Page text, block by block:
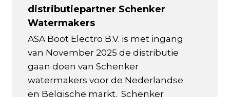
distributiepartner Schenker
Watermakers
ASA Boot Electro B.V. is met ingang
van November 2025 de distributie
gaan doen van Schenker
watermakers voor de Nederlandse
en Belgische markt. Schenker